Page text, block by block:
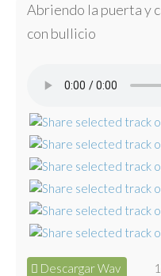
Abriendo la puerta y
con bullicio
Descargar Wav